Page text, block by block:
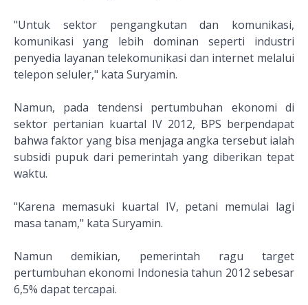
"Untuk sektor pengangkutan dan komunikasi,
komunikasi yang lebih dominan seperti industri
penyedia layanan telekomunikasi dan internet melalui
telepon seluler," kata Suryamin.
Namun, pada tendensi pertumbuhan ekonomi di
sektor pertanian kuartal IV 2012, BPS berpendapat
bahwa faktor yang bisa menjaga angka tersebut ialah
subsidi pupuk dari pemerintah yang diberikan tepat
waktu.
"Karena memasuki kuartal IV, petani memulai lagi
masa tanam," kata Suryamin.
Namun demikian, pemerintah ragu target
pertumbuhan ekonomi Indonesia tahun 2012 sebesar
6,5% dapat tercapai.